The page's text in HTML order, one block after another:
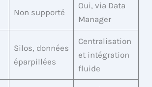
Non supporté
Oui, via Data
Manager
Silos, données
éparpillées
Centralisation
et intégration
fluide